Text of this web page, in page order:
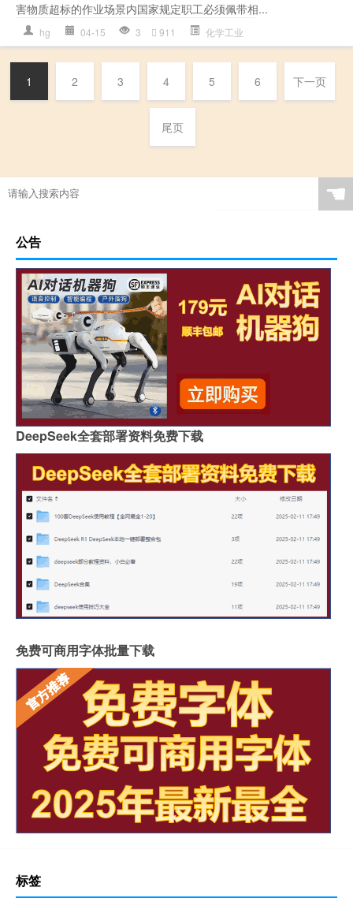
害物质超标的作业场景内国家规定职工必须佩带相...
hg 04-15 3 911 化学工业
1 2 3 4 5 6 下一页
尾页
☚
公告
DeepSeek全套部署资料免费下载
免费可商用字体批量下载
标签